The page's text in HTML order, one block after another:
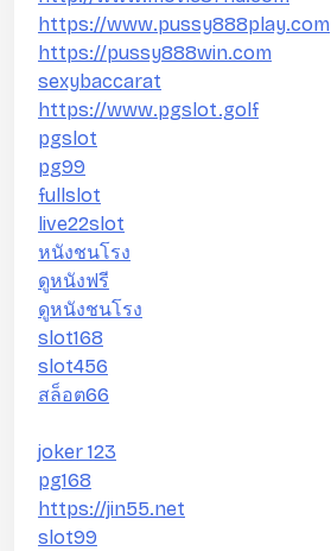
https://www.pussy888play.com
https://pussy888win.com
sexybaccarat
https://www.pgslot.golf
pgslot
pg99
fullslot
live22slot
หนังชนโรง
ดูหนังฟรี
ดูหนังชนโรง
slot168
slot456
สล็อต66
joker 123
pg168
https://jin55.net
slot99